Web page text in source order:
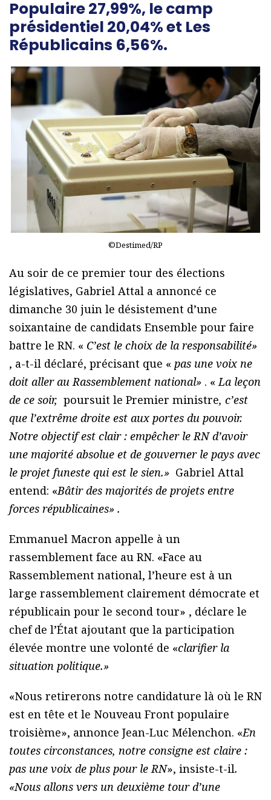
Populaire 27,99%, le camp
présidentiel 20,04% et Les
Républicains 6,56%.
©Destimed/RP
Au soir de ce premier tour des élections
législatives, Gabriel Attal a annoncé ce
dimanche 30 juin le désistement d’une
soixantaine de candidats Ensemble pour faire
battre le RN. « C’est le choix de la responsabilité»
, a-t-il déclaré, précisant que « pas une voix ne
doit aller au Rassemblement national» . «La leçon
de ce soir, poursuit le Premier ministre, c’est
que l’extrême droite est aux portes du pouvoir.
Notre objectif est clair : empêcher le RN d’avoir
une majorité absolue et de gouverner le pays avec
le projet funeste qui est le sien.» Gabriel Attal
entend: «Bâtir des majorités de projets entre
forces républicaines» .
Emmanuel Macron appelle à un
rassemblement face au RN. «Face au
Rassemblement national, l’heure est à un
large rassemblement clairement démocrate et
républicain pour le second tour» , déclare le
chef de l’État ajoutant que la participation
élevée montre une volonté de «clarifier la
situation politique.»
«Nous retirerons notre candidature là où le RN
est en tête et le Nouveau Front populaire
troisième», annonce Jean-Luc Mélenchon. «En
toutes circonstances, notre consigne est claire :
pas une voix de plus pour le RN», insiste-t-il.
«Nous allons vers un deuxième tour d’une